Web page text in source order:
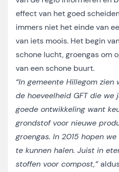
effect van het goed
immers niet het einde van
van iets moois. Het begin
schone lucht, groengas om
van een schone buurt.
“In gemeente Hillegom
de hoeveelheid GFT die we
goede ontwikkeling want
grondstof voor nieuwe
groengas. In 2015 hopen
te kunnen halen. Juist in
stoffen voor compost,”